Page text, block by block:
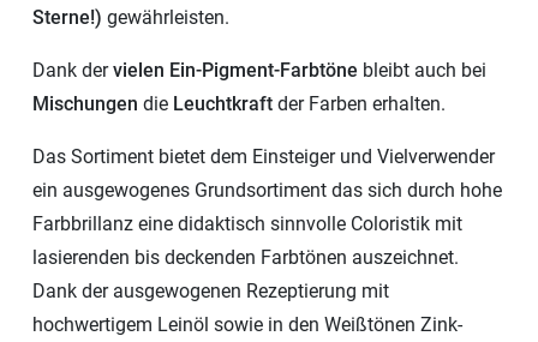
Sterne!) gewährleisten.
Dank dervielen Ein-Pigment-Farbtöne bleibt auch bei
Mischungen die Leuchtkraft der Farben erhalten.
Das Sortiment bietet dem Einsteiger und Vielverwender
ein ausgewogenes Grundsortiment das sich durch hohe
Farbbrillanz eine didaktisch sinnvolle Coloristik mit
lasierenden bis deckenden Farbtönen auszeichnet.
Dank der ausgewogenen Rezeptierung mit
hochwertigem Leinöl sowie in den Weißtönen Zink-